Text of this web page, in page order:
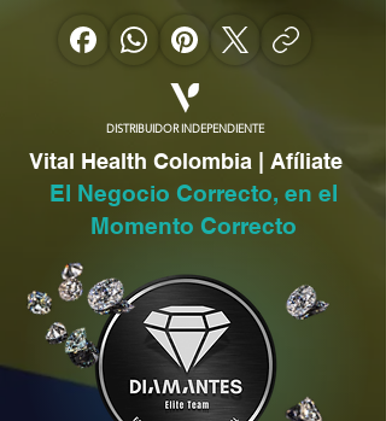
DISTRIBUIDOR INDEPENDIENTE
Vital Health Colombia | Afíliate
El Negocio Correcto, en el
Momento Correcto